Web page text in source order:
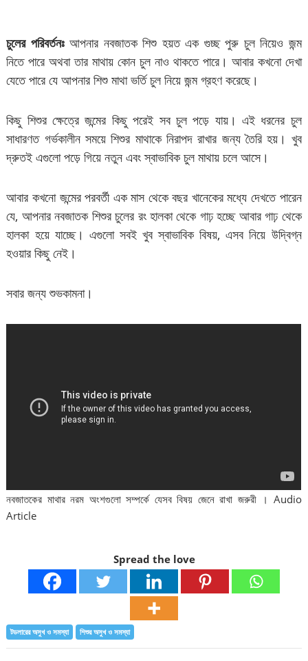
চুলের পরিবর্তনঃআপনার নবজাতক শিশু হয়ত এক গুচ্ছ পুরু চুল নিয়েও জন্ম
নিতে পারে অথবা তার মাথায় কোন চুল নাও থাকতে পারে। আবার কখনো দেখা
যেতে পারে যে আপনার শিশু মাথা ভর্তি চুল নিয়ে জন্ম গ্রহণ করেছে।
কিছু শিশুর ক্ষেত্রে জন্মের কিছু পরেই সব চুল পড়ে যায়। এই ধরনের চুল
সাধারণত গর্ভকালীন সময়ে শিশুর মাথাকে নিরাপদ রাখার জন্য তৈরি হয়। খুব
দ্রুতই এগুলো পড়ে গিয়ে নতুন এবং স্বাভাবিক চুল মাথায় চলে আসে।
আবার কখনো জন্মের পরবর্তী এক মাস থেকে বছর খানেকের মধ্যে দেখতে পারেন
যে, আপনার নবজাতক শিশুর চুলের রং হালকা থেকে গাঢ় হচ্ছে আবার গাঢ় থেকে
হালকা হয়ে যাচ্ছে। এগুলো সবই খুব স্বাভাবিক বিষয়, এসব নিয়ে উদ্বিগ্ন
হওয়ার কিছু নেই।
সবার জন্য শুভকামনা।
নবজাতকের মাথার নরম অংশগুলো সম্পর্কে যেসব বিষয় জেনে রাখা জরুরী । Audio
Article
Spread the love
টডলারের অসুখ ও সমস্যা শিশুর অসুখ ও সমস্যা